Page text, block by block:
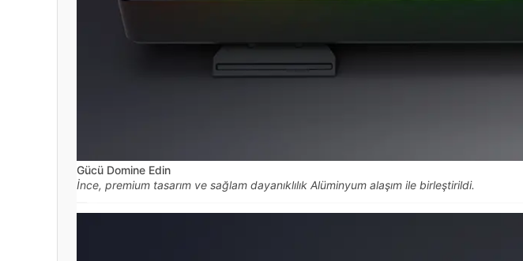
Gücü Domine Edin
İnce, premium tasarım ve sağlam dayanıklılık Alüminyum alaşım ile birleştirildi.